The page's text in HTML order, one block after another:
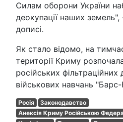
Силам оборони України
деокупації наших
дописі.
Як стало відомо, на
території Криму
російських фільтраційних
військових навчань
Росія
Законодавство
Анексія Криму Російською